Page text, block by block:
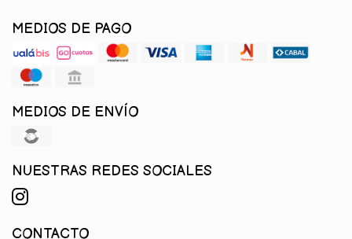
MEDIOS DE PAGO
MEDIOS DE ENVÍO
NUESTRAS REDES SOCIALES
CONTACTO